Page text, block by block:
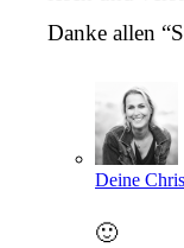
Danke allen
Deine
🙂